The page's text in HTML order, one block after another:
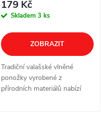
179 Kč
Skladem 3 ks
ZOBRAZIT
Tradiční valašské vlněné
ponožky vyrobené z
přírodních materiálů nabízí